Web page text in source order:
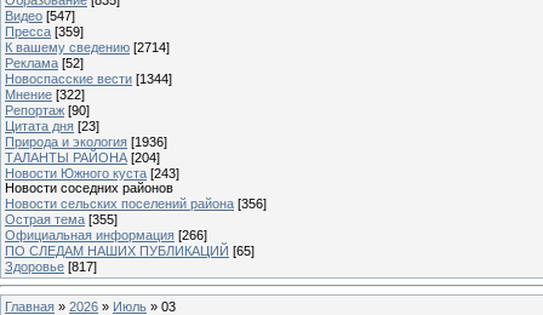
Видео [547]
Пресса [359]
К вашему сведению [2714]
Реклама [52]
Новоспасские вести [1344]
Мнение [322]
Репортаж [90]
Цитата дня [23]
Природа и экология [1936]
ТАЛАНТЫ РАЙОНА [204]
Новости Южного куста [243]
Новости соседних районов
Новости сельских поселений района [356]
Острая тема [355]
Официальная информация [266]
ПО СЛЕДАМ НАШИХ ПУБЛИКАЦИЙ [65]
Здоровье [817]
Главная » 2026 » Июль » 03